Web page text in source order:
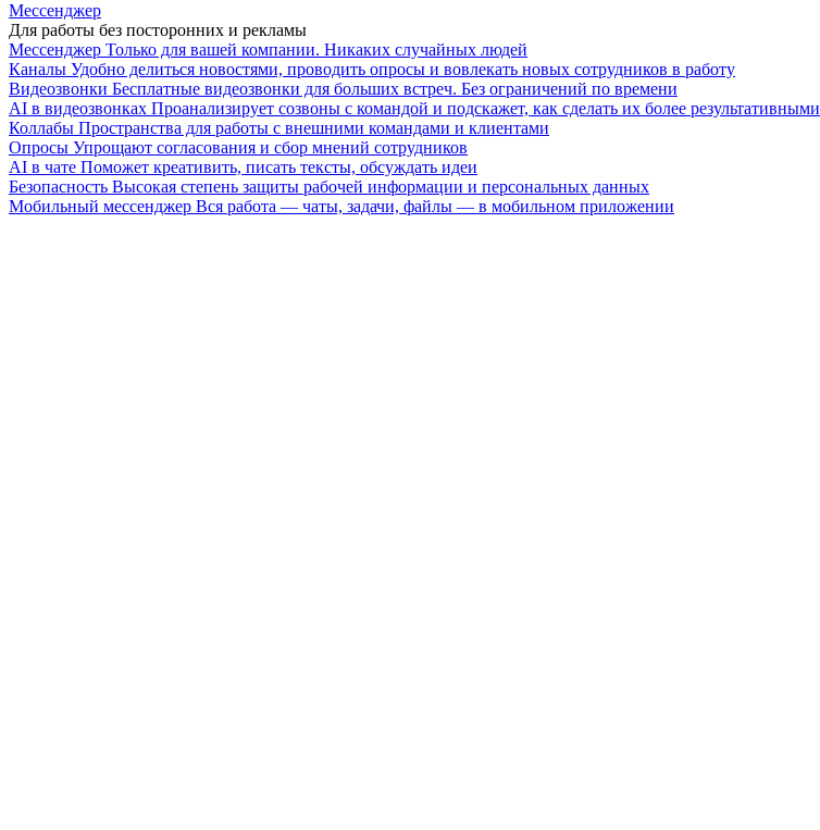
Мессенджер
Для работы без посторонних и рекламы
Мессенджер Только для вашей компании. Никаких случайных людей
Каналы Удобно делиться новостями, проводить опросы и вовлекать новых сотрудников в работу
Видеозвонки Бесплатные видеозвонки для больших встреч. Без ограничений по времени
AI в видеозвонках Проанализирует созвоны с командой и подскажет, как сделать их более результативными
Коллабы Пространства для работы с внешними командами и клиентами
Опросы Упрощают согласования и сбор мнений сотрудников
AI в чате Поможет креативить, писать тексты, обсуждать идеи
Безопасность Высокая степень защиты рабочей информации и персональных данных
Мобильный мессенджер Вся работа — чаты, задачи, файлы — в мобильном приложении